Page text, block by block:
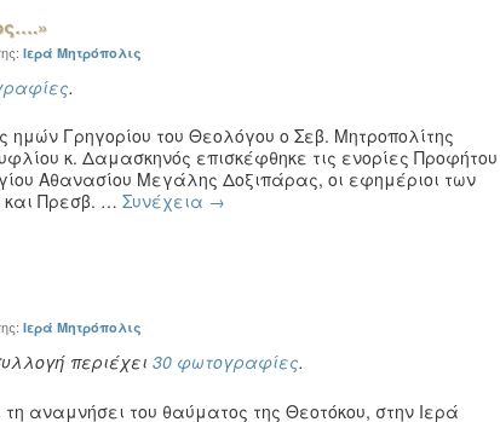
Ιερά Μητρόπολις
.
ημών Γρηγορίου του Θεολόγου ο Σεβ. Μητροπολίτης
κ. Δαμασκηνός επισκέφθηκε τις ενορίες Προφήτου
Αθανασίου Μεγάλης Δοξιπάρας, οι εφημέριοι των
και Πρεσβ. … Συνέχεια →
Ιερά Μητρόπολις
περιέχει 30 φωτογραφίες.
τη αναμνήσει του θαύματος της Θεοτόκου, στην Ιερά